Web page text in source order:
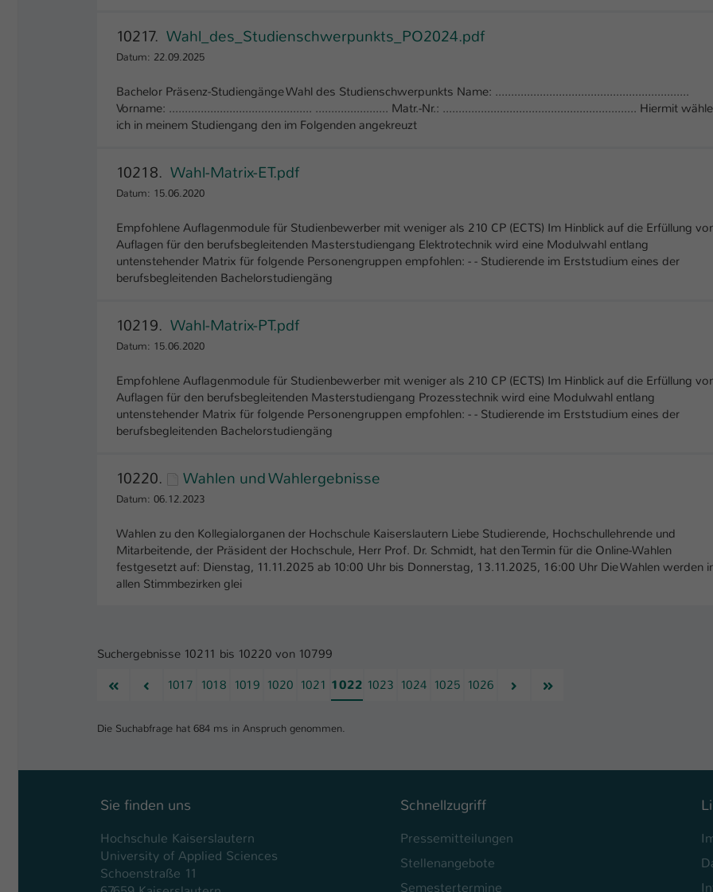
10217. Wahl_des_Studienschwerpunkts_PO2024.pdf
Datum: 22.09.2025
Bachelor Präsenz-Studiengänge Wahl des Studienschwerpunkts Name: .............................................................
Vorname: ............................................. ....................... Matr.-Nr.: ............................................................. Hiermit wähle
ich in meinem Studiengang den im Folgenden angekreuzt
10218. Wahl-Matrix-ET.pdf
Datum: 15.06.2020
Empfohlene Auflagenmodule für Studienbewerber mit weniger als 210 CP (ECTS) Im Hinblick auf die Erfüllung
Auflagen für den berufsbegleitenden Masterstudiengang Elektrotechnik wird eine Modulwahl entlang
untenstehender Matrix für folgende Personengruppen empfohlen: - - Studierende im Erststudium eines der
berufsbegleitenden Bachelorstudiengäng
10219. Wahl-Matrix-PT.pdf
Datum: 15.06.2020
Empfohlene Auflagenmodule für Studienbewerber mit weniger als 210 CP (ECTS) Im Hinblick auf die Erfüllung
Auflagen für den berufsbegleitenden Masterstudiengang Prozesstechnik wird eine Modulwahl entlang
untenstehender Matrix für folgende Personengruppen empfohlen: - - Studierende im Erststudium eines der
berufsbegleitenden Bachelorstudiengäng
10220. Wahlen und Wahlergebnisse
Datum: 06.12.2023
Wahlen zu den Kollegialorganen der Hochschule Kaiserslautern Liebe Studierende, Hochschullehrende und
Mitarbeitende, der Präsident der Hochschule, Herr Prof. Dr. Schmidt, hat den Termin für die Online-Wahlen
festgesetzt auf: Dienstag, 11.11.2025 ab 10:00 Uhr bis Donnerstag, 13.11.2025, 16:00 Uhr Die Wahlen werden
allen Stimmbezirken glei
Suchergebnisse 10211 bis 10220 von 10799
Erste
Vorherige
1017 1018 1019 1020 1021 1022 1023 1024 1025 1026 NächsteLetzte
Die Suchabfrage hat 684 ms in Anspruch genommen.
Sie finden uns
Hochschule Kaiserslautern
University of Applied Sciences
Schoenstraße 11
Schnellzugriff
Pressemitteilungen
Stellenangebote
Semestertermine